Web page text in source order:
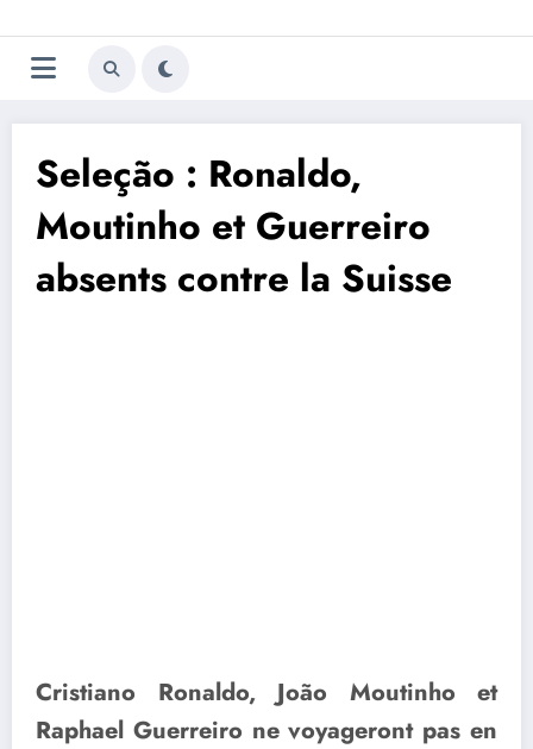
au
contenu
Trivela
L'actualité du football
Seleção : Ronaldo,
Moutinho et Guerreiro
absents contre la Suisse
Cristiano Ronaldo, João Moutinho et
Raphael Guerreiro ne voyageront pas en